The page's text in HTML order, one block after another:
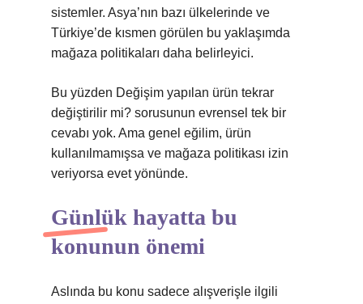
sistemler. Asya’nın bazı ülkelerinde ve
Türkiye’de kısmen görülen bu yaklaşımda
mağaza politikaları daha belirleyici.
Bu yüzden Değişim yapılan ürün tekrar
değiştirilir mi? sorusunun evrensel tek bir
cevabı yok. Ama genel eğilim, ürün
kullanılmamışsa ve mağaza politikası izin
veriyorsa evet yönünde.
Günlük hayatta bu
konunun önemi
Aslında bu konu sadece alışverişle ilgili